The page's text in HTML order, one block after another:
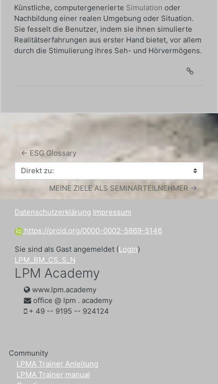
Künstliche, computergenerierte Simulation oder
Nachbildung einer realen Umgebung oder Situation.
Sie fesselt die Benutzer, indem sie ihnen simulierte
Realitätserfahrungen aus erster Hand bietet, vor allem
durch die Stimulierung ihres Seh- und Hörvermögens.
← ESG Glossary
Direkt zu:
MEINE ZIELE ALS SEMINARTEILNEHMER →
Datenschutzerklärung Impressum
https://orcid.org/0000-0002-5869-5146
Sie sind als Gast angemeldet (Login)
LPM_BM_CS_S_N
LPM Academy
www.lpm.academy
office @ lpm . academy
‭+ 49 -- 9195 -- 924124‬
Community
LPMA Trainer Anleitung
LPMA Trainer manual